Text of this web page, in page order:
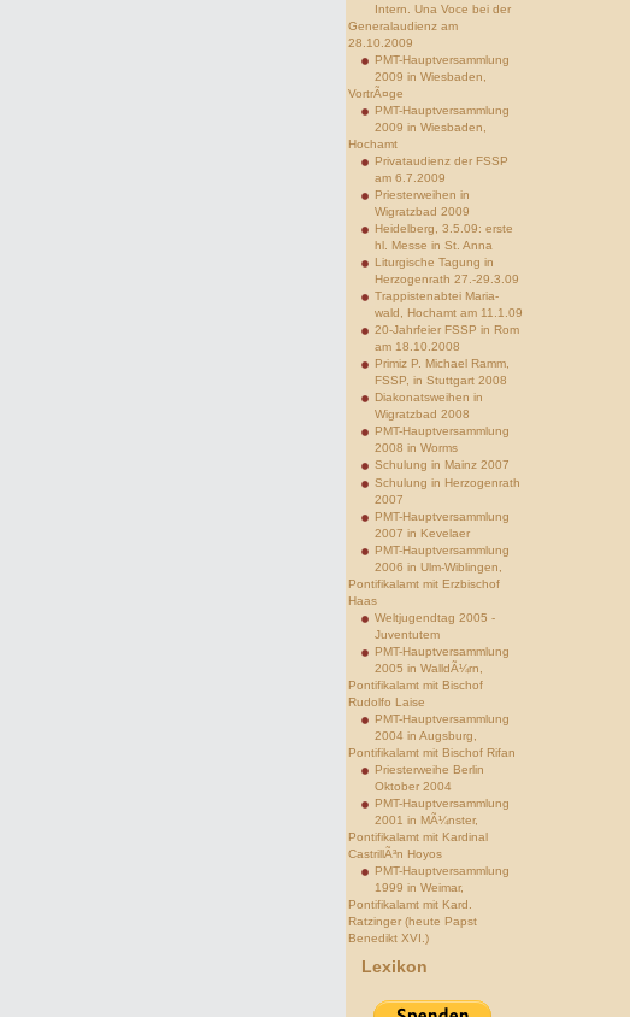
Intern. Una Voce bei der
Generalaudienz am
28.10.2009
PMT-Hauptversammlung
2009 in Wiesbaden,
VortrÃ¤ge
PMT-Hauptversammlung
2009 in Wiesbaden,
Hochamt
Privataudienz der FSSP
am 6.7.2009
Priesterweihen in
Wigratzbad 2009
Heidelberg, 3.5.09: erste
hl. Messe in St. Anna
Liturgische Tagung in
Herzogenrath 27.-29.3.09
Trappistenabtei Maria-
wald, Hochamt am 11.1.09
20-Jahrfeier FSSP in Rom
am 18.10.2008
Primiz P. Michael Ramm,
FSSP, in Stuttgart 2008
Diakonatsweihen in
Wigratzbad 2008
PMT-Hauptversammlung
2008 in Worms
Schulung in Mainz 2007
Schulung in Herzogenrath
2007
PMT-Hauptversammlung
2007 in Kevelaer
PMT-Hauptversammlung
2006 in Ulm-Wiblingen,
Pontifikalamt mit Erzbischof
Haas
Weltjugendtag 2005 -
Juventutem
PMT-Hauptversammlung
2005 in WalldÃ¼rn,
Pontifikalamt mit Bischof
Rudolfo Laise
PMT-Hauptversammlung
2004 in Augsburg,
Pontifikalamt mit Bischof Rifan
Priesterweihe Berlin
Oktober 2004
PMT-Hauptversammlung
2001 in MÃ¼nster,
Pontifikalamt mit Kardinal
CastrillÃ³n Hoyos
PMT-Hauptversammlung
1999 in Weimar,
Pontifikalamt mit Kard.
Ratzinger (heute Papst
Benedikt XVI.)
Lexikon